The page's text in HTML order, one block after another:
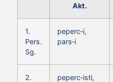
Akt.
1.
Pers.
Sg.
peperc‑i,
pars‑i
2.
peperc‑isti,